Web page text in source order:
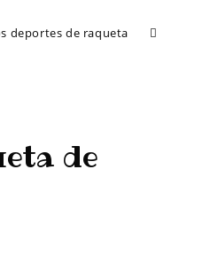
deportes de raqueta
de